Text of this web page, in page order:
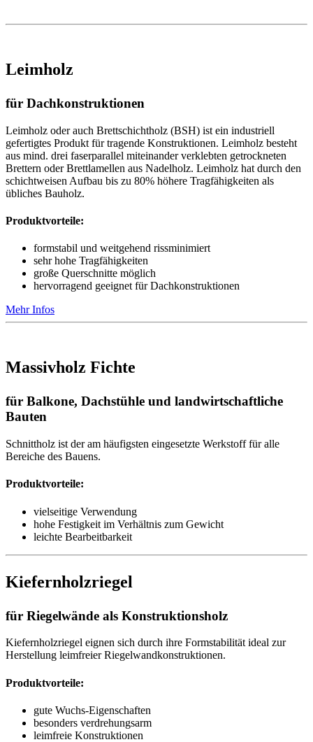
Leimholz
für Dachkonstruktionen
Leimholz oder auch Brettschichtholz (BSH) ist ein industriell
gefertigtes Produkt für tragende Konstruktionen. Leimholz besteht
aus mind. drei faserparallel miteinander verklebten getrockneten
Brettern oder Brettlamellen aus Nadelholz. Leimholz hat durch den
schichtweisen Aufbau bis zu 80% höhere Tragfähigkeiten als
übliches Bauholz.
Produktvorteile:
formstabil und weitgehend rissminimiert
sehr hohe Tragfähigkeiten
große Querschnitte möglich
hervorragend geeignet für Dachkonstruktionen
Mehr Infos
Massivholz Fichte
für Balkone, Dachstühle und landwirtschaftliche
Bauten
Schnittholz ist der am häufigsten eingesetzte Werkstoff für alle
Bereiche des Bauens.
Produktvorteile:
vielseitige Verwendung
hohe Festigkeit im Verhältnis zum Gewicht
leichte Bearbeitbarkeit
Kiefernholzriegel
für Riegelwände als Konstruktionsholz
Kiefernholzriegel eignen sich durch ihre Formstabilität ideal zur
Herstellung leimfreier Riegelwandkonstruktionen.
Produktvorteile:
gute Wuchs-Eigenschaften
besonders verdrehungsarm
leimfreie Konstruktionen